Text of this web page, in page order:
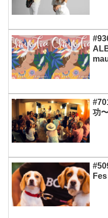
#936
功